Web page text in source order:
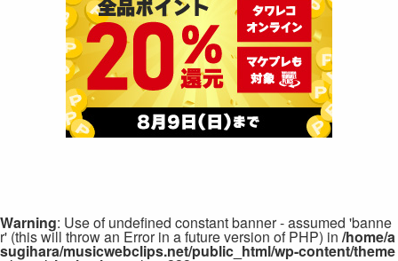
Warning: Use of undefined constant banner - assumed 'banne
r' (this will throw an Error in a future version of PHP) in /home/a
sugihara/musicwebclips.net/public_html/wp-content/theme